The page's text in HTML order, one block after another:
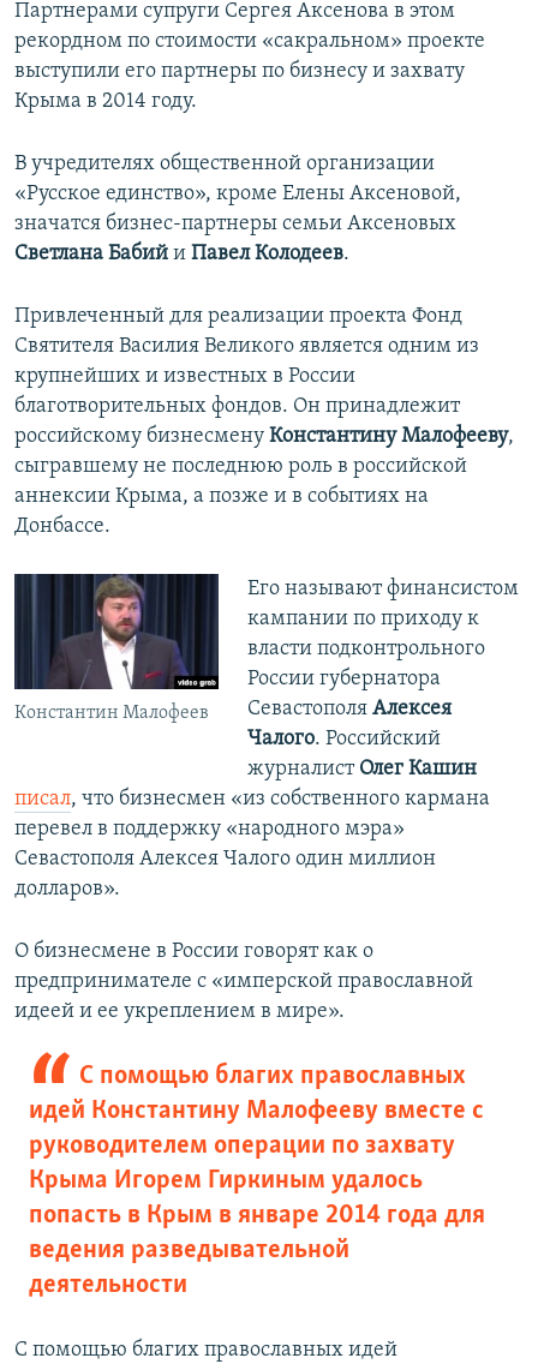
Партнерами супруги Сергея Аксенова в этом
рекордном по стоимости «сакральном» проекте
выступили его партнеры по бизнесу и захвату
Крыма в 2014 году.
В учредителях общественной организации
«Русское единство», кроме Елены Аксеновой,
значатся бизнес-партнеры семьи Аксеновых
Светлана Бабий и Павел Колодеев.
Привлеченный для реализации проекта Фонд
Святителя Василия Великого является одним из
крупнейших и известных в России
благотворительных фондов. Он принадлежит
российскому бизнесмену Константину Малофееву,
сыгравшему не последнюю роль в российской
аннексии Крыма, а позже и в событиях на
Донбассе.
Константин Малофеев
Его называют финансистом
кампании по приходу к
власти подконтрольного
России губернатора
Севастополя Алексея
Чалого. Российский
журналист Олег Кашин
писал, что бизнесмен «из собственного кармана
перевел в поддержку «народного мэра»
Севастополя Алексея Чалого один миллион
долларов».
О бизнесмене в России говорят как о
предпринимателе с «имперской православной
идеей и ее укреплением в мире».
С помощью благих православных
идей Константину Малофееву вместе с
руководителем операции по захвату
Крыма Игорем Гиркиным удалось
попасть в Крым в январе 2014 года для
ведения разведывательной
деятельности
С помощью благих православных идей